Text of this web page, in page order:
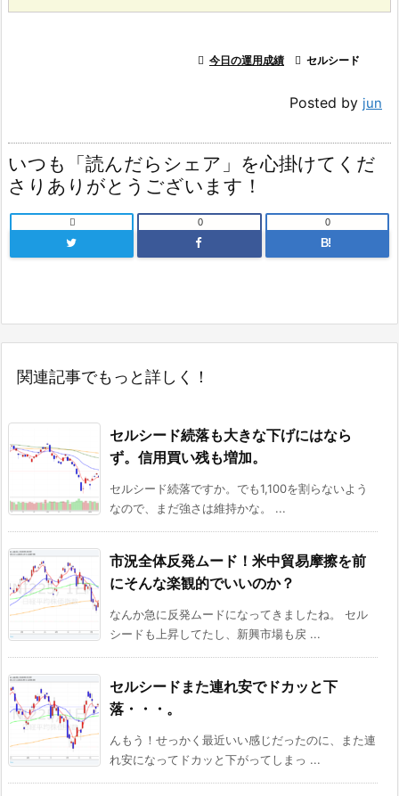
 今日の運用成績  セルシード
Posted by jun
いつも「読んだらシェア」を心掛けてくだ
さりありがとうございます！
 0
B!
0
関連記事でもっと詳しく！
セルシード続落も大きな下げにはなら
ず。信用買い残も増加。
セルシード続落ですか。でも1,100を割らないよう
なので、まだ強さは維持かな。 ...
市況全体反発ムード！米中貿易摩擦を前
にそんな楽観的でいいのか？
なんか急に反発ムードになってきましたね。 セル
シードも上昇してたし、新興市場も戻 ...
セルシードまた連れ安でドカッと下
落・・・。
んもう！せっかく最近いい感じだったのに、また連
れ安になってドカッと下がってしまっ ...